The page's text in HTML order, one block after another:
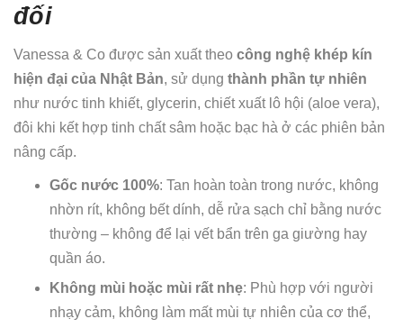
đối
Vanessa & Co được sản xuất theo công nghệ khép kín
hiện đại của Nhật Bản, sử dụng thành phần tự nhiên
như nước tinh khiết, glycerin, chiết xuất lô hội (aloe vera),
đôi khi kết hợp tinh chất sâm hoặc bạc hà ở các phiên bản
nâng cấp.
Gốc nước 100%: Tan hoàn toàn trong nước, không
nhờn rít, không bết dính, dễ rửa sạch chỉ bằng nước
thường – không để lại vết bẩn trên ga giường hay
quần áo.
Không mùi hoặc mùi rất nhẹ: Phù hợp với người
nhạy cảm, không làm mất mùi tự nhiên của cơ thể,